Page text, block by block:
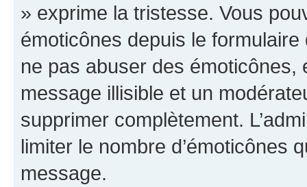
» exprime la tristesse. Vous
émoticônes depuis le
ne pas abuser des
message illisible et un
supprimer complètement.
limiter le nombre d’émoticônes
message.